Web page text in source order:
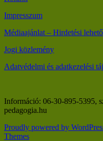
Impresszum
Médiaajánlat – Hirdetési
Jogi közlemény
Adatvédelmi és adatkezelési
Információ: 06-30-895-5395,
pedagogia.hu
Proudly powered by
Themes